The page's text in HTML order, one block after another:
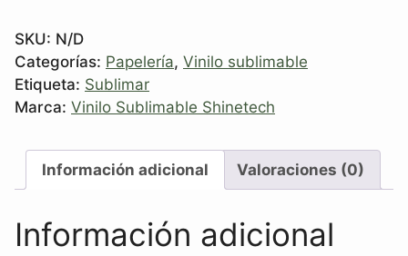
SKU: N/D
Categorías: Papelería, Vinilo sublimable
Etiqueta: Sublimar
Marca: Vinilo Sublimable Shinetech
Información adicional Valoraciones (0)
Información adicional